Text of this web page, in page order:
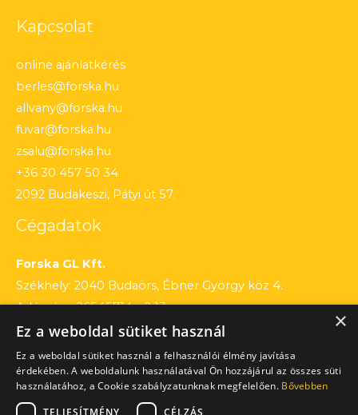
Kapcsolat
online ajánlatkérés
berles@forska.hu
allvany@forska.hu
fuvar@forska.hu
zsalu@forska.hu
+36 30 457 50 34
2092 Budakeszi, Pátyi út 57.
Cégadatok
Forska GL Kft.
Székhely: 2040 Budaörs, Ébner György köz 4.
Adószám: 26545714 – 2 13
Cégjegyzékszám: 13 – 09 – 195803
Számlaszám: 12010154 – 01660751 – 00100001
×
Ez a weboldal sütiket használ
Ez a weboldal sütiket használ a felhasználói élmény javítása
érdekében. A weboldalunk használatával Ön hozzájárul az összes süti
használatához, a Cookie szabályzatunknak megfelelően. Bővebben
TELJESÍTMÉNY
CÉLZÁS